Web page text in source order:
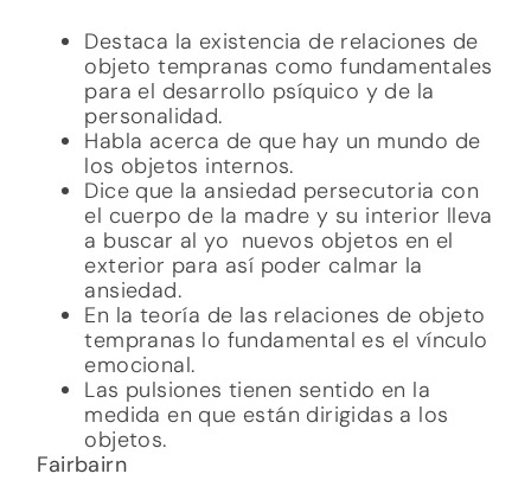
Destaca la existencia de relaciones de
objeto tempranas como fundamentales
para el desarrollo psíquico y de la
personalidad.
Habla acerca de que hay un mundo de
los objetos internos.
Dice que la ansiedad persecutoria con
el cuerpo de la madre y su interior lleva
a buscar al yo nuevos objetos en el
exterior para así poder calmar la
ansiedad.
En la teoría de las relaciones de objeto
tempranas lo fundamental es el vínculo
emocional.
Las pulsiones tienen sentido en la
medida en que están dirigidas a los
objetos.
Fairbairn